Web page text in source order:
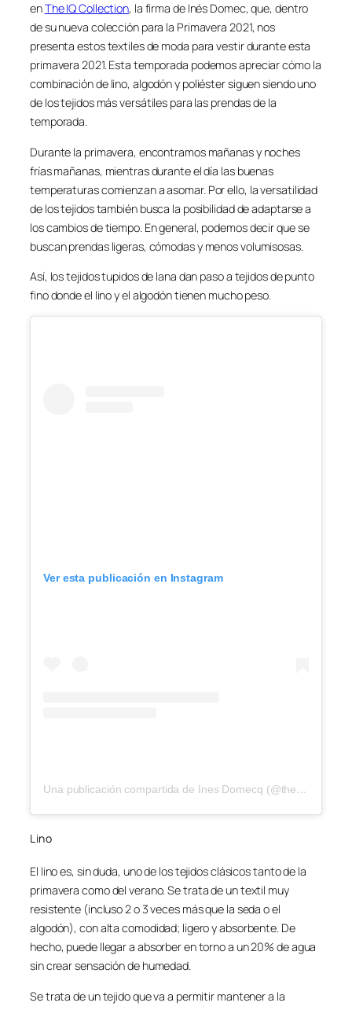
enThe IQ Collection, la firma de Inés Domec, que, dentro
de su nueva colección para la Primavera 2021, nos
presenta estos textiles de moda para vestir durante esta
primavera 2021. Esta temporada podemos apreciar cómo la
combinación de lino, algodón y poliéster siguen siendo uno
de los tejidos más versátiles para las prendas de la
temporada.
Durante la primavera, encontramos mañanas y noches
frías mañanas, mientras durante el día las buenas
temperaturas comienzan a asomar. Por ello, la versatilidad
de los tejidos también busca la posibilidad de adaptarse a
los cambios de tiempo. En general, podemos decir que se
buscan prendas ligeras, cómodas y menos volumisosas.
Así, los tejidos tupidos de lana dan paso a tejidos de punto
fino donde el lino y el algodón tienen mucho peso.
Ver esta publicación en Instagram
Una publicación compartida de Ines Domecq (@theiqcollection)
Lino
El lino es, sin duda, uno de los tejidos clásicos tanto de la
primavera como del verano. Se trata de un textil muy
resistente (incluso 2 o 3 veces más que la seda o el
algodón), con alta comodidad; ligero y absorbente. De
hecho, puede llegar a absorber en torno a un 20% de agua
sin crear sensación de humedad.
Se trata de un tejido que va a permitir mantener a la